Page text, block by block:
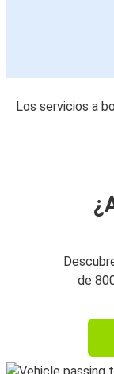
Los servicios a
de